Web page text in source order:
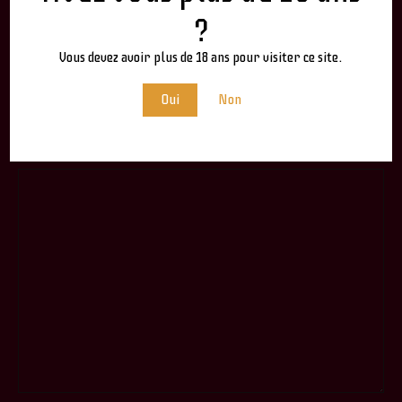
?
Vous devez avoir plus de 18 ans pour visiter ce site.
Oui Non